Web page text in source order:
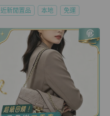
近新閒置品 本地 免運